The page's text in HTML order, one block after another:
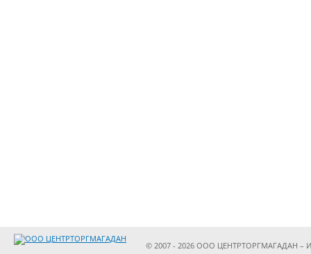
© 2007 - 2026 ООО ЦЕНТРТОРГМАГАДАН –